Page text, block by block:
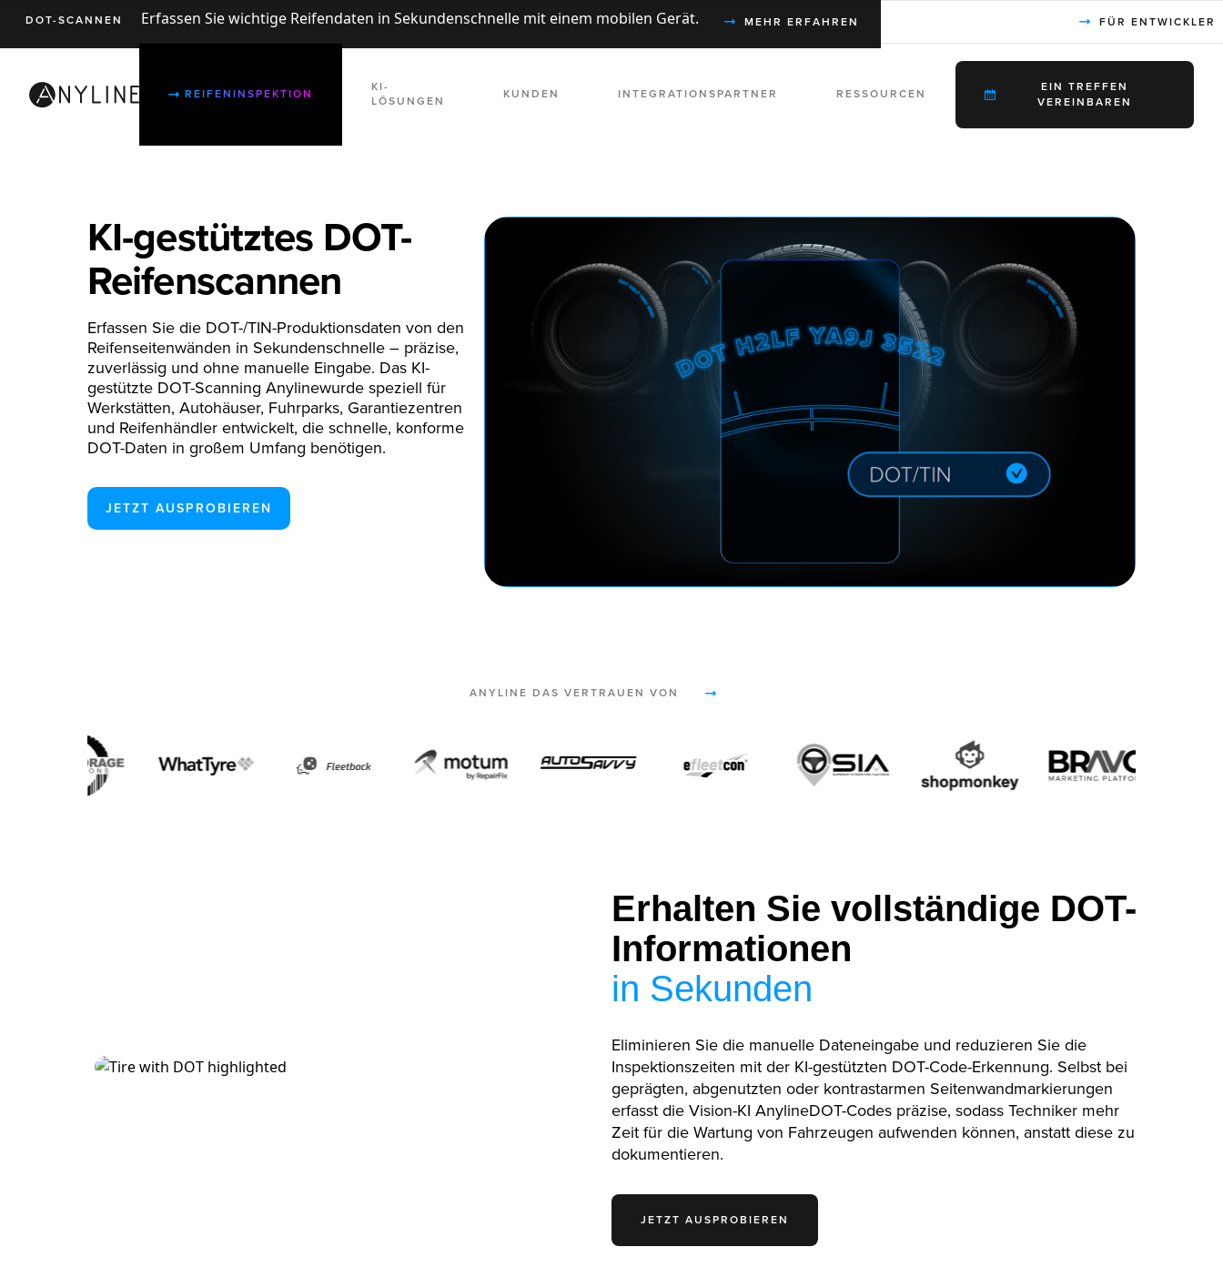
DOT-SCANNEN Erfassen Sie wichtige Reifendaten in Sekundenschnelle mit einem mobilen Gerät. MEHR ERFAHREN FÜR ENTWICKLER
REIFENINSPEKTION
KI-
LÖSUNGEN
KUNDEN INTEGRATIONSPARTNER RESSOURCEN
EIN TREFFEN
VEREINBAREN
KI-gestütztes DOT-
Reifenscannen
Erfassen Sie die DOT-/TIN-Produktionsdaten von den
Reifenseitenwänden in Sekundenschnelle – präzise,
zuverlässig und ohne manuelle Eingabe. Das KI-
gestützte DOT-Scanning Anylinewurde speziell für
Werkstätten, Autohäuser, Fuhrparks, Garantiezentren
und Reifenhändler entwickelt, die schnelle, konforme
DOT-Daten in großem Umfang benötigen.
JETZT AUSPROBIEREN
ANYLINE DAS VERTRAUEN VON
Erhalten Sie vollständige DOT-
Informationen
in Sekunden
Eliminieren Sie die manuelle Dateneingabe und reduzieren Sie die
Inspektionszeiten mit der KI-gestützten DOT-Code-Erkennung. Selbst bei
geprägten, abgenutzten oder kontrastarmen Seitenwandmarkierungen
erfasst die Vision-KI AnylineDOT-Codes präzise, sodass Techniker mehr
Zeit für die Wartung von Fahrzeugen aufwenden können, anstatt diese zu
dokumentieren.
JETZT AUSPROBIEREN